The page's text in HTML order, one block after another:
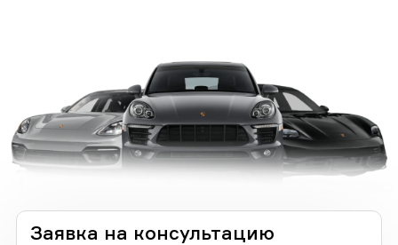
Заявка на консультацию